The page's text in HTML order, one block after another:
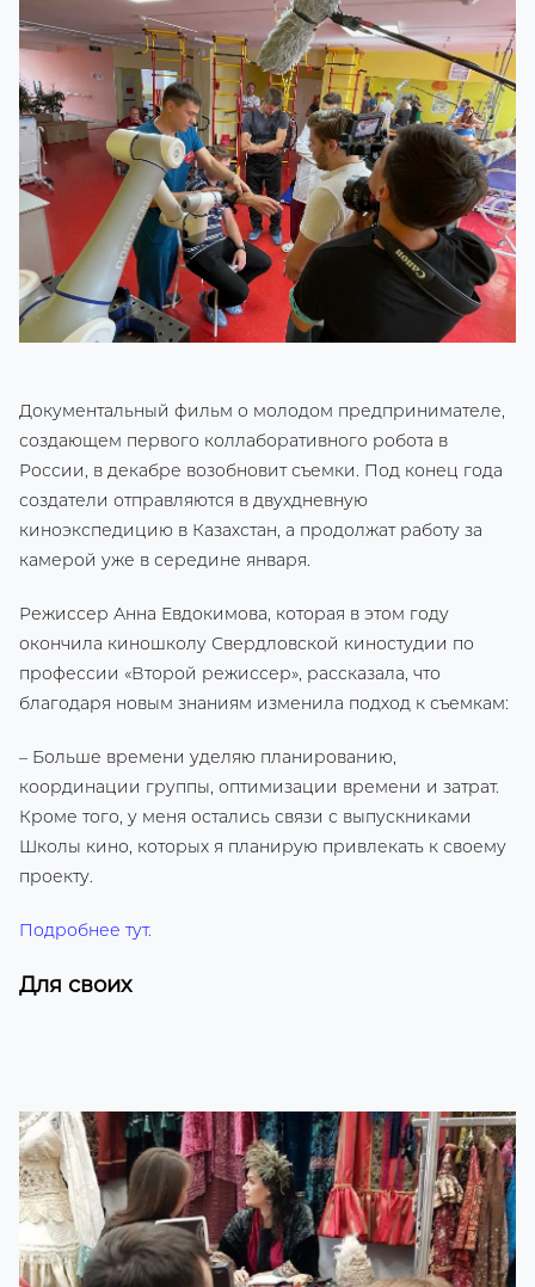
Документальный фильм о молодом предпринимателе,
создающем первого коллаборативного робота в
России, в декабре возобновит съемки. Под конец года
создатели отправляются в двухдневную
киноэкспедицию в Казахстан, а продолжат работу за
камерой уже в середине января.
Режиссер Анна Евдокимова, которая в этом году
окончила киношколу Свердловской киностудии по
профессии «Второй режиссер», рассказала, что
благодаря новым знаниям изменила подход к съемкам:
– Больше времени уделяю планированию,
координации группы, оптимизации времени и затрат.
Кроме того, у меня остались связи с выпускниками
Школы кино, которых я планирую привлекать к своему
проекту.
Подробнее тут.
Для своих